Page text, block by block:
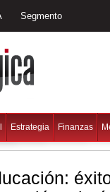
Segmento
Estrategia Finanzas